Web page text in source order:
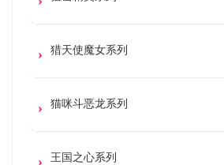
猎天使魔女系列
猫咪斗恶龙系列
王国之心系列